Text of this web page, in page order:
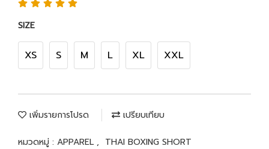
SIZE
XS S M L XL XXL
เพิ่มรายการโปรด เปรียบเทียบ
หมวดหมู่ : APPAREL , THAI BOXING SHORT